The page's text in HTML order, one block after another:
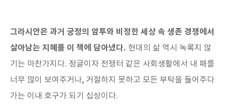
그라시안은 과거 궁정의 암투와 비정한 세상 속 생존 경쟁에서
살아남는 지혜를 이 책에 담아냈다. 현대의 삶 역시 녹록지 않
기는 마찬가지다. 정글이자 전쟁터 같은 사회생활에서 내 패를
너무 많이 보여주거나, 거절하지 못하고 모든 부탁을 들어주다
가는 이내 호구가 되기 십상이다.